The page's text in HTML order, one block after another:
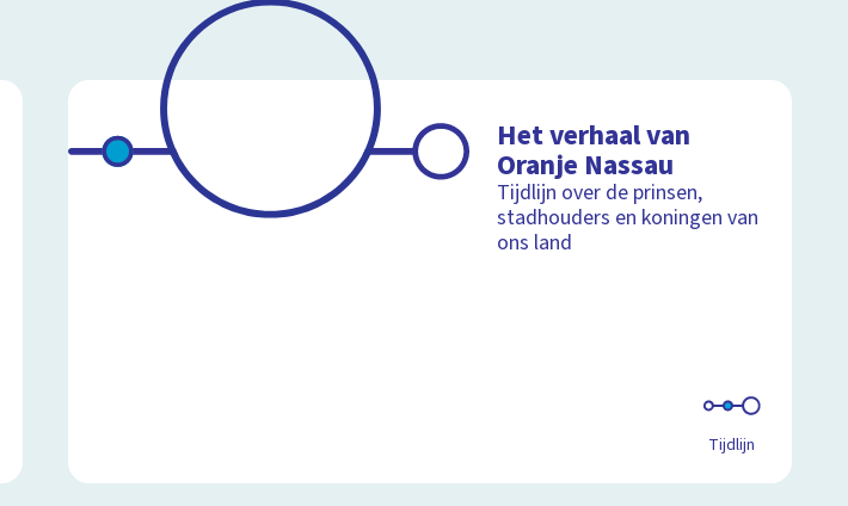
Het verhaal van
Oranje Nassau
Tijdlijn over de prinsen,
stadhouders en koningen van
ons land
Tijdlijn